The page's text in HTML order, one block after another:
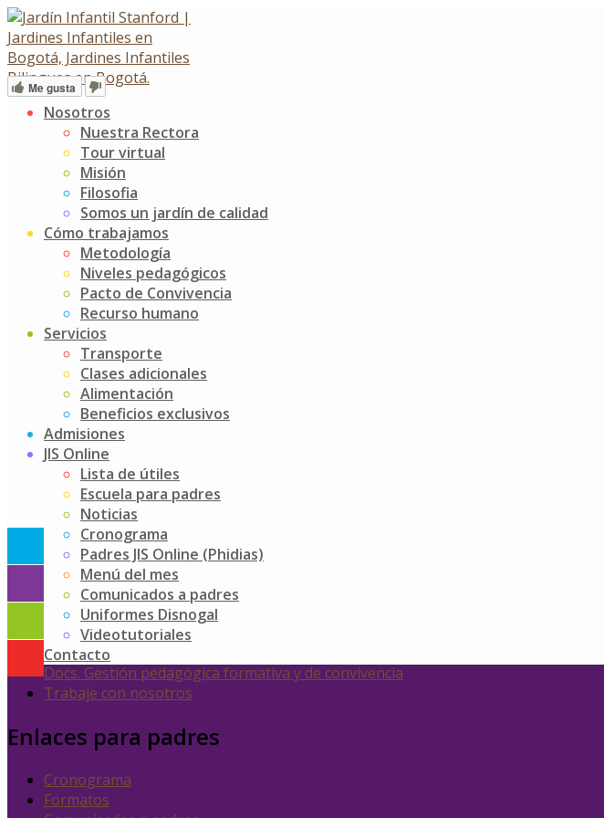
Skip
to
content
Nosotros
Nuestra Rectora
Tour virtual
Misión
Filosofia
Somos un jardín de calidad
Cómo trabajamos
Metodología
Niveles pedagógicos
Pacto de Convivencia
Recurso humano
Servicios
Transporte
Clases adicionales
Alimentación
Beneficios exclusivos
Admisiones
JIS Online
Lista de útiles
Escuela para padres
Noticias
Cronograma
Padres JIS Online (Phidias)
Menú del mes
Comunicados a padres
Uniformes Disnogal
Videotutoriales
Contacto
Money as Debt
Me gusta
Contacto
Calle 134A # 16 - 39, barrio contador
Administración
6017435980 Opción 2
317 4021783
Enfermería
6017435980 Opción 9
304 6647461
Admisiones
6017435980 Opción 3
318 2802038
Accesos rápidos
Línea ética
Política de tratamiento de datos personales
Directorio institucional
Escuela para Padres
Padres JIS Online (Phidias)
Exalumnos
Docs. Gestión pedagógica formativa y de convivencia
Trabaje con nosotros
Enlaces para padres
Cronograma
Formatos